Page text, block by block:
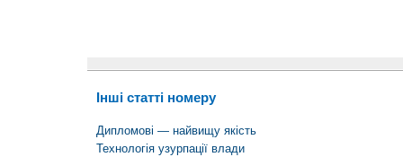
Інші статті номеру
Дипломові — найвищу якість
Технологія узурпації влади